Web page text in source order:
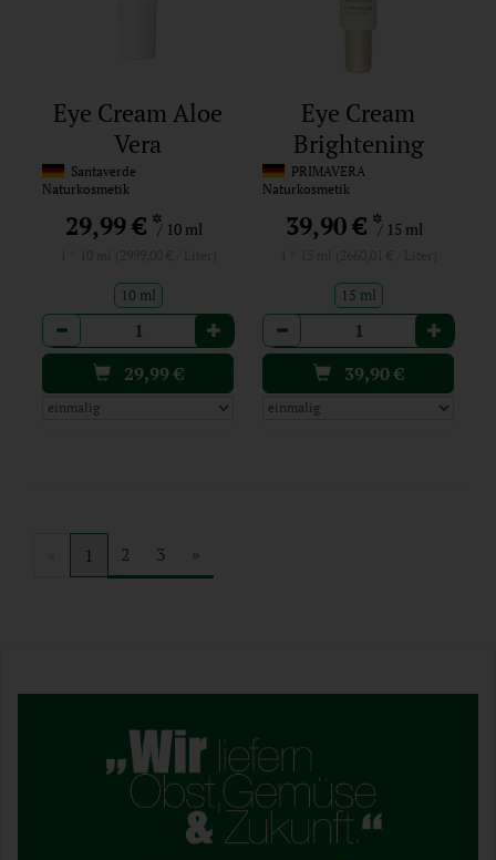
Eye Cream Aloe
Vera
Santaverde
Naturkosmetik
29,99 €*/ 10 ml
10 ml
Anzahl
29,99€
Eye Cream
Brightening
PRIMAVERA
Naturkosmetik
39,90 €*/ 15 ml
15 ml
Anzahl
39,90€
1 2 3 »